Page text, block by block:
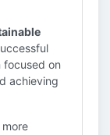
focused on
achieving